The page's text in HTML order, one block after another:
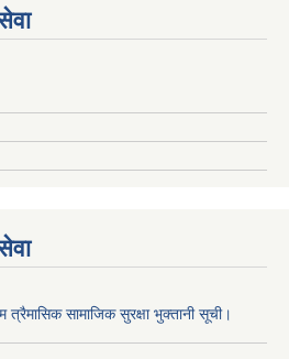
सामाजिक सुरक्षा भुक्तानी सूची।